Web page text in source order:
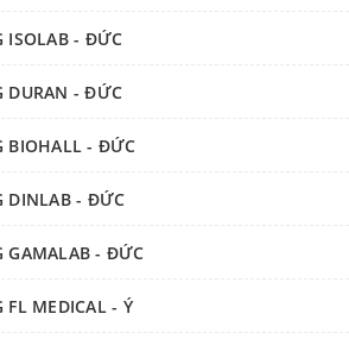
ISOLAB - ĐỨC
DURAN - ĐỨC
BIOHALL - ĐỨC
DINLAB - ĐỨC
GAMALAB - ĐỨC
FL MEDICAL - Ý